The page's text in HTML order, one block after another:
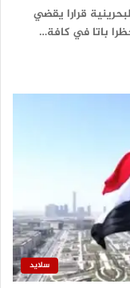
قرارا يقضي
باتا في كافة…
سلايد